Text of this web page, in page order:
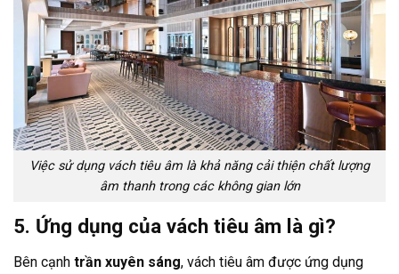
Việc sử dụng vách tiêu âm là khả năng cải thiện chất lượng
âm thanh trong các không gian lớn
5. Ứng dụng của vách tiêu âm là gì?
Bên cạnh trần xuyên sáng, vách tiêu âm được ứng dụng